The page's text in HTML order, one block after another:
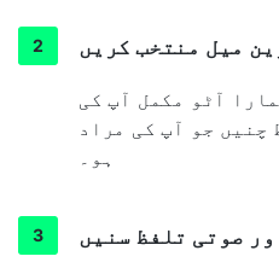
میل منتخب کریں
آٹو مکمل آپ کی
چنیں جو آپ کی مراد
ہو۔
صوتی تلفظ سنیں